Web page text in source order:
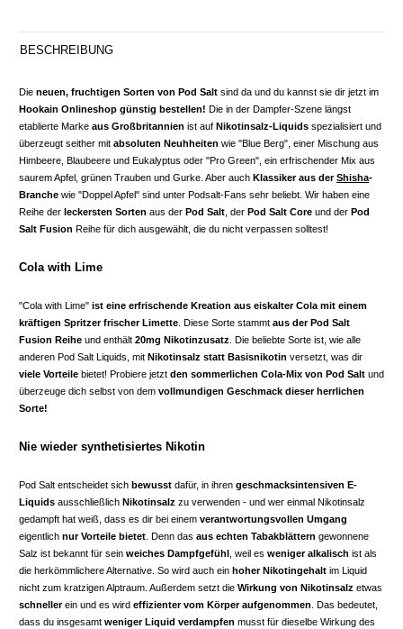
BESCHREIBUNG
Die neuen, fruchtigen Sorten von Pod Salt sind da und du kannst sie dir jetzt im
Hookain Onlineshop günstig bestellen! Die in der Dampfer-Szene längst
etablierte Marke aus Großbritannien ist auf Nikotinsalz-Liquids spezialisiert und
überzeugt seither mit absoluten Neuhheiten wie "Blue Berg", einer Mischung aus
Himbeere, Blaubeere und Eukalyptus oder "Pro Green", ein erfrischender Mix aus
saurem Apfel, grünen Trauben und Gurke. Aber auch Klassiker aus derShisha-
Branche wie "Doppel Apfel" sind unter Podsalt-Fans sehr beliebt. Wir haben eine
Reihe der leckersten Sorten aus der Pod Salt , der Pod Salt Core und der Pod
Salt Fusion Reihe für dich ausgewählt, die du nicht verpassen solltest!
Cola with Lime
"Cola with Lime" ist eine erfrischende Kreation aus eiskalter Cola mit einem
kräftigen Spritzer frischer Limette . Diese Sorte stammt aus der Pod Salt
Fusion Reihe und enthält 20mg Nikotinzusatz . Die beliebte Sorte ist, wie alle
anderen Pod Salt Liquids, mit Nikotinsalz statt Basisnikotin versetzt, was dir
viele Vorteile bietet! Probiere jetzt den sommerlichen Cola-Mix von Pod Salt und
überzeuge dich selbst von dem vollmundigen Geschmack dieser herrlichen
Sorte!
Nie wieder synthetisiertes Nikotin
Pod Salt entscheidet sich bewusst dafür, in ihren geschmacksintensiven E-
Liquids ausschließlich Nikotinsalz zu verwenden - und wer einmal Nikotinsalz
gedampft hat weiß, dass es dir bei einem verantwortungsvollen Umgang
eigentlich nur Vorteile bietet . Denn das aus echten Tabakblättern gewonnene
Salz ist bekannt für sein weiches Dampfgefühl , weil es weniger alkalisch ist als
die herkömmlichere Alternative. So wird auch ein hoher Nikotingehalt im Liquid
nicht zum kratzigen Alptraum. Außerdem setzt die Wirkung von Nikotinsalz etwas
schnellerein und es wird effizienter vom Körper aufgenommen . Das bedeutet,
dass du insgesamt weniger Liquid verdampfen musst für dieselbe Wirkung des